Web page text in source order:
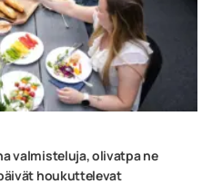
valmisteluja, olivatpa ne
houkuttelevat